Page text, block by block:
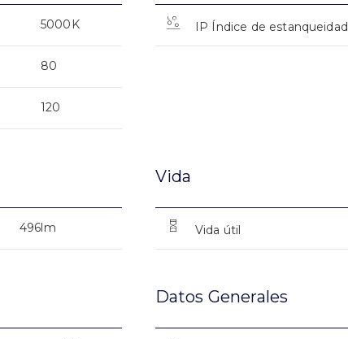
5000K
80
120
IP Índice de estanqueidad
496lm
Vida
Vida útil
Datos Generales